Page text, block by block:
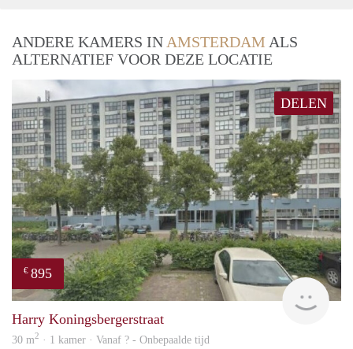
ANDERE KAMERS INAMSTERDAM ALS
ALTERNATIEF VOOR DEZE LOCATIE
DELEN
€ 895
rent
Harry Koningsbergerstraat
30 m2 · 1 kamer · Vanaf ? - Onbepaalde tijd